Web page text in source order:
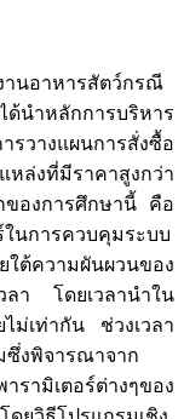
านอาหารสัตว์กรณี
นำหลักการบริหาร
รวางแผนการสั่งซื้อ
ล่งที่มีราคาสูงกว่า
ของการศึกษานี้ คือ
นการควบคุมระบบ
ต้ความผันผวนของ
ลา โดยเวลานำใน
ม่เท่ากัน ช่วงเวลา
ซึ่งพิจารณาจาก
ามิเตอร์ต่างๆของ